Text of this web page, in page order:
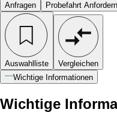
Anfragen Probefahrt Anfordern
Auswahlliste
Vergleichen
Wichtige Informationen
Wichtige